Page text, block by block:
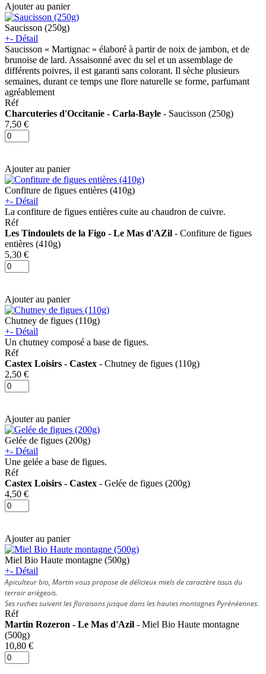
Ajouter au panier
Saucisson (250g)
+- Détail
Saucisson « Martignac » élaboré à partir de noix de jambon, et de
brunoise de lard. Assaisonné avec du sel et un assemblage de
différents poivres, il est garanti sans colorant. Il sèche plusieurs
semaines, durant ce temps une flore naturelle se forme, parfumant
agréablement
Réf
Charcuteries d'Occitanie - Carla-Bayle - Saucisson (250g)
7,50 €
Ajouter au panier
Confiture de figues entières (410g)
+- Détail
La confiture de figues entières cuite au chaudron de cuivre.
Réf
Les Tindoulets de la Figo - Le Mas d'AZil - Confiture de figues
entières (410g)
5,30 €
Ajouter au panier
Chutney de figues (110g)
+- Détail
Un chutney composé a base de figues.
Réf
Castex Loisirs - Castex - Chutney de figues (110g)
2,50 €
Ajouter au panier
Gelée de figues (200g)
+- Détail
Une gelée a base de figues.
Réf
Castex Loisirs - Castex - Gelée de figues (200g)
4,50 €
Ajouter au panier
Miel Bio Haute montagne (500g)
+- Détail
Apiculteur bio, Martin vous propose de délicieux miels de caractère issus du
terroir ariègeois.
Ses ruches suivent les floraisons jusque dans les hautes montagnes Pyrénéennes.
Réf
Martin Rozeron - Le Mas d'Azil - Miel Bio Haute montagne
(500g)
10,80 €